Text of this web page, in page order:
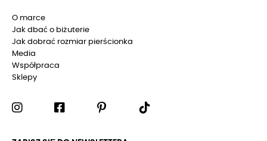
O marce
Jak dbać o biżuterie
Jak dobrać rozmiar pierścionka
Media
Współpraca
Sklepy